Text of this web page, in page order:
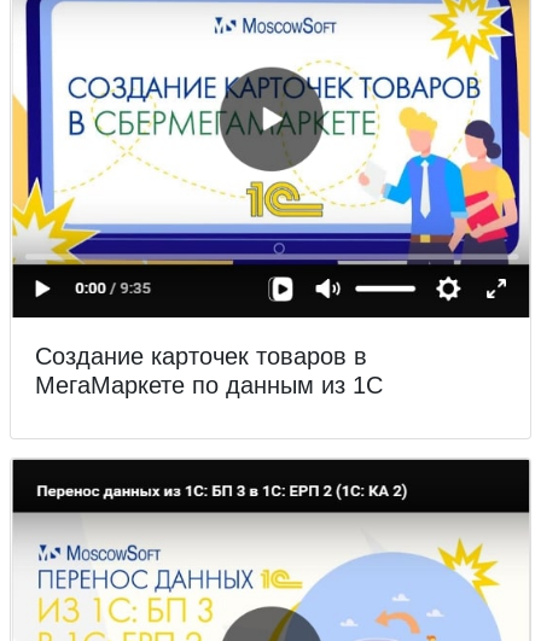
Создание карточек товаров в
МегаМаркете по данным из 1С